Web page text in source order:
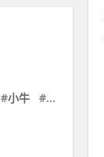
#小牛 #组件